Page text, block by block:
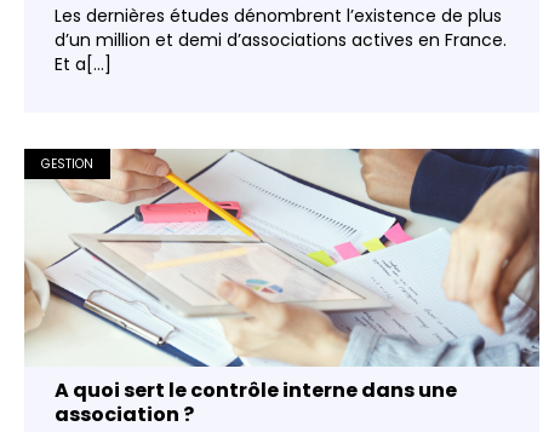
Les dernières études dénombrent l’existence de plus
d’un million et demi d’associations actives en France.
Et a[...]
GESTION
A quoi sert le contrôle interne dans une
association ?